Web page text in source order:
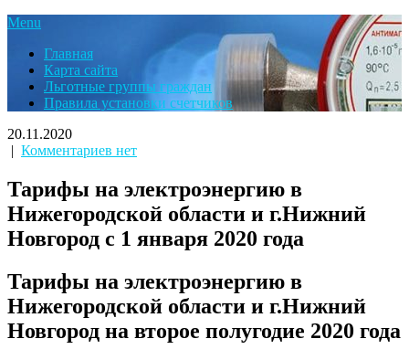
Menu
Главная
Карта сайта
Льготные группы граждан
Правила установки счетчиков
20.11.2020
| Комментариев нет
Тарифы на электроэнергию в
Нижегородской области и г.Нижний
Новгород с 1 января 2020 года
Тарифы на электроэнергию в
Нижегородской области и г.Нижний
Новгород на второе полугодие 2020 года